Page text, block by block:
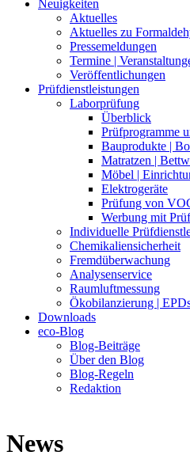
Neuigkeiten
Aktuelles
Aktuelles zu
Pressemeldungen
Termine |
Veröffentlichungen
Prüfdienstleistungen
Laborprüfung
Überblick
Prüfprogramme
Bauprodukte |
Matratzen |
Möbel |
Elektrogeräte
Prüfung von
Werbung mit
Individuelle
Chemikaliensicherheit
Fremdüberwachung
Analysenservice
Raumluftmessung
Ökobilanzierung |
Downloads
eco-Blog
Blog-Beiträge
Über den Blog
Blog-Regeln
Redaktion
News